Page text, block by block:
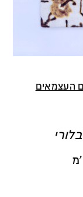
העצמאים